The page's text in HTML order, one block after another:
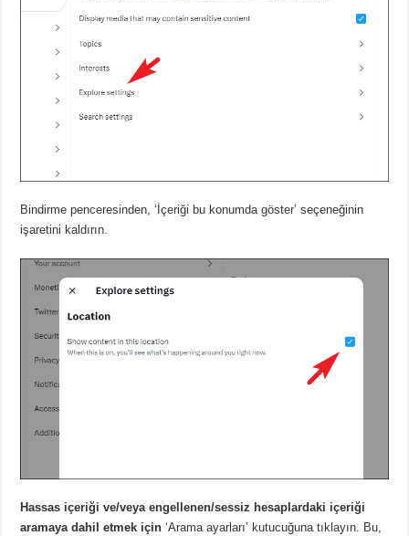
Bindirme penceresinden, ‘İçeriği bu konumda göster’ seçeneğinin
işaretini kaldırın.
Hassas içeriği ve/veya engellenen/sessiz hesaplardaki içeriği
aramaya dahil etmek için ‘Arama ayarları’ kutucuğuna tıklayın. Bu,